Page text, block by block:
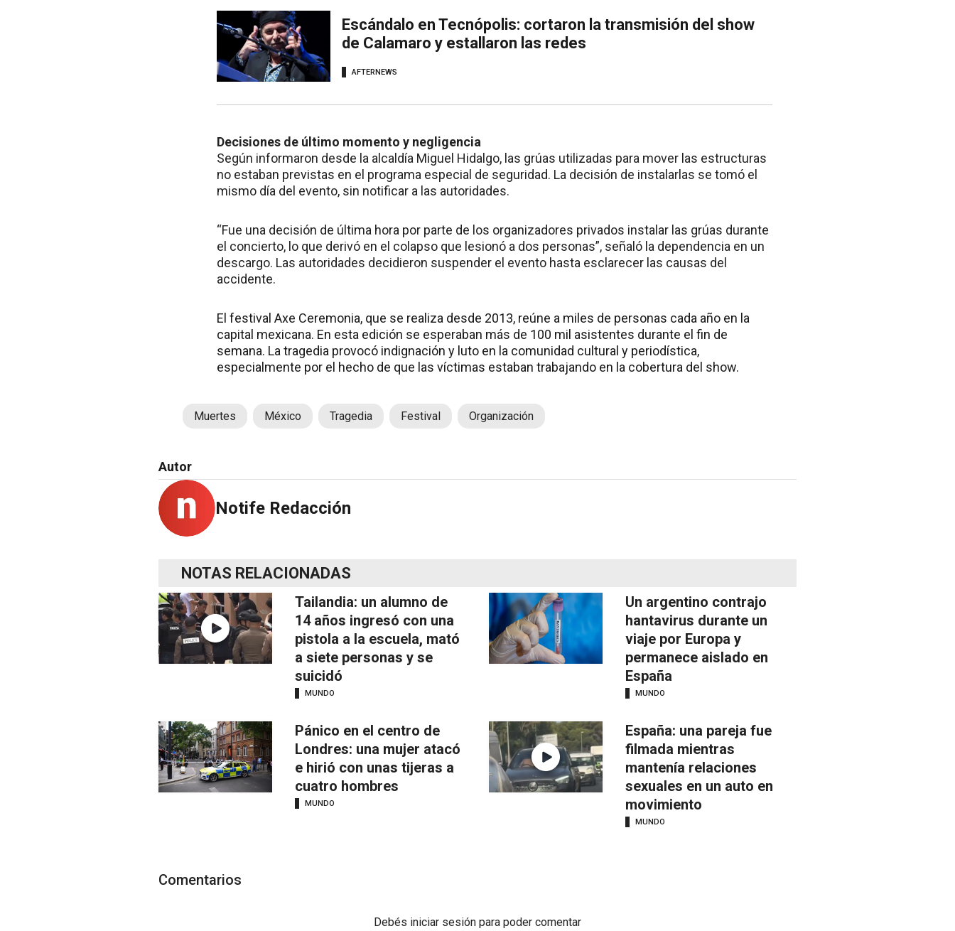
Escándalo en Tecnópolis: cortaron la transmisión del show
de Calamaro y estallaron las redes
AFTERNEWS
Decisiones de último momento y negligencia
Según informaron desde la alcaldía Miguel Hidalgo, las grúas utilizadas para mover las estructuras
no estaban previstas en el programa especial de seguridad. La decisión de instalarlas se tomó el
mismo día del evento, sin notificar a las autoridades.
“Fue una decisión de última hora por parte de los organizadores privados instalar las grúas durante
el concierto, lo que derivó en el colapso que lesionó a dos personas”, señaló la dependencia en un
descargo. Las autoridades decidieron suspender el evento hasta esclarecer las causas del
accidente.
El festival Axe Ceremonia, que se realiza desde 2013, reúne a miles de personas cada año en la
capital mexicana. En esta edición se esperaban más de 100 mil asistentes durante el fin de
semana. La tragedia provocó indignación y luto en la comunidad cultural y periodística,
especialmente por el hecho de que las víctimas estaban trabajando en la cobertura del show.
Muertes México Tragedia Festival Organización
Autor
Notife Redacción
NOTAS RELACIONADAS
Tailandia: un alumno de
14 años ingresó con una
pistola a la escuela, mató
a siete personas y se
suicidó
MUNDO
Un argentino contrajo
hantavirus durante un
viaje por Europa y
permanece aislado en
España
MUNDO
Pánico en el centro de
Londres: una mujer atacó
e hirió con unas tijeras a
cuatro hombres
MUNDO
España: una pareja fue
filmada mientras
mantenía relaciones
sexuales en un auto en
movimiento
MUNDO
Comentarios
Debés iniciar sesión para poder comentar